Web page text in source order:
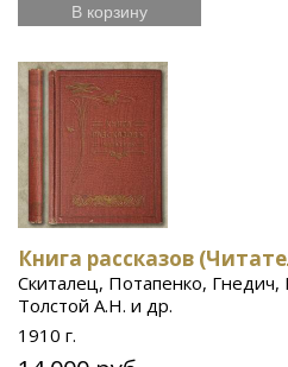
В корзину
Книга рассказов
Скиталец, Потапенко, Гнедич,
Толстой А.Н. и др.
1910 г.